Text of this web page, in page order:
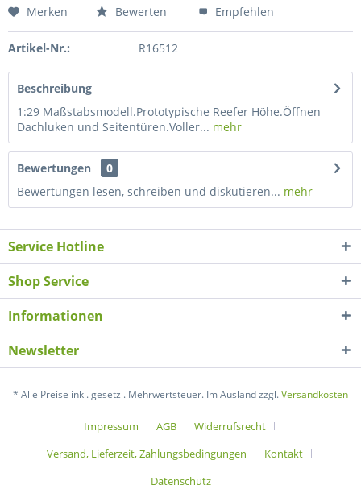
Merken Bewerten Empfehlen
Artikel-Nr.: R16512
Beschreibung
1:29 Maßstabsmodell.Prototypische Reefer Höhe.Öffnen
Dachluken und Seitentüren.Voller... mehr
Bewertungen
0
Bewertungen lesen, schreiben und diskutieren... mehr
Service Hotline
Shop Service
Informationen
Newsletter
* Alle Preise inkl. gesetzl. Mehrwertsteuer. Im Ausland zzgl.Versandkosten
Impressum AGB
Widerrufsrecht
Versand, Lieferzeit, Zahlungsbedingungen
Kontakt
Datenschutz